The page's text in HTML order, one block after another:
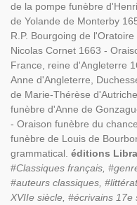
de la pompe funèbre
de Yolande de Monterby
R.P. Bourgoing de
Nicolas Cornet 1663 -
France, reine d'Angleterre
Anne d'Angleterre,
de Marie-Thérèse
funèbre d'Anne de
- Oraison funèbre du
funèbre de Louis de
grammatical. éditions
#Classiques français,
#auteurs classiques,
XVIIe siècle, #écrivains